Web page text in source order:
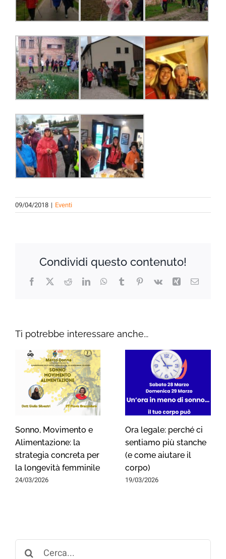
09/04/2018 | Eventi
Condividi questo contenuto!
Facebook
X RedditLinkedInWhatsApp
TumblrPinterest
Vk Xing Email
Ti potrebbe interessare anche...
Sonno, Movimento e
Alimentazione: la
strategia concreta per
la longevità femminile
24/03/2026
Ora legale: perché ci
sentiamo più stanche
(e come aiutare il
corpo)
19/03/2026
Search